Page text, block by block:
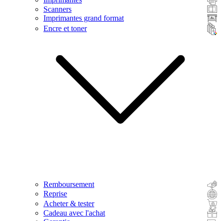
Scanners
Imprimantes grand format
Encre et toner
Remboursement
Reprise
Acheter & tester
Cadeau avec l'achat